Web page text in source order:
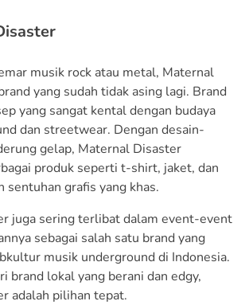
musik rock atau metal, Maternal
yang sudah tidak asing lagi. Brand
yang sangat kental dengan budaya
dan streetwear. Dengan desain-
gelap, Maternal Disaster
produk seperti t-shirt, jaket, dan
sentuhan grafis yang khas.
juga sering terlibat dalam event-event
sebagai salah satu brand yang
musik underground di Indonesia.
brand lokal yang berani dan edgy,
adalah pilihan tepat.